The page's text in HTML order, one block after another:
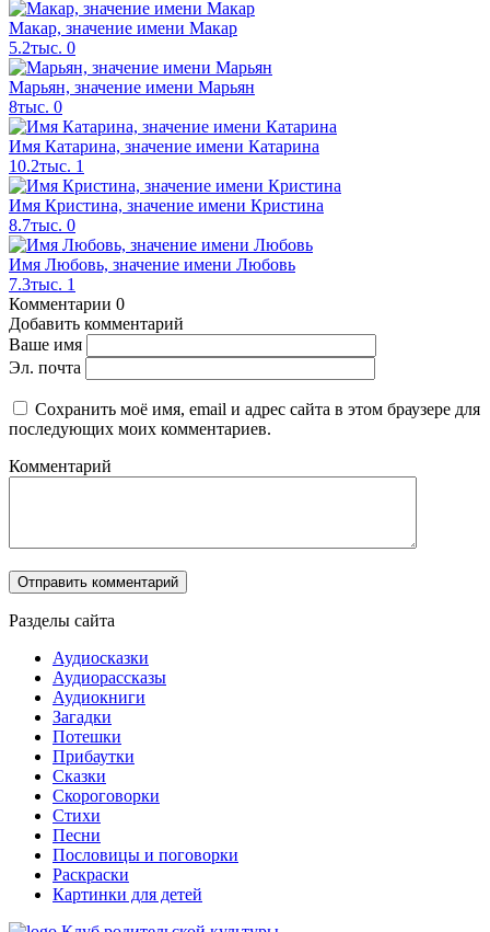
Макар, значение имени Макар
5.2тыс. 0
Марьян, значение имени Марьян
8тыс. 0
Имя Катарина, значение имени Катарина
10.2тыс. 1
Имя Кристина, значение имени Кристина
8.7тыс. 0
Имя Любовь, значение имени Любовь
7.3тыс. 1
Комментарии 0
Добавить комментарий
Ваше имя
Эл. почта
Сохранить моё имя, email и адрес сайта в этом браузере для
последующих моих комментариев.
Комментарий
Разделы сайта
Аудиосказки
Аудиорассказы
Аудиокниги
Загадки
Потешки
Прибаутки
Сказки
Скороговорки
Стихи
Песни
Пословицы и поговорки
Раскраски
Картинки для детей